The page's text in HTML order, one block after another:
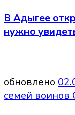
В Адыгее
нужно
обновлено
семей воинов